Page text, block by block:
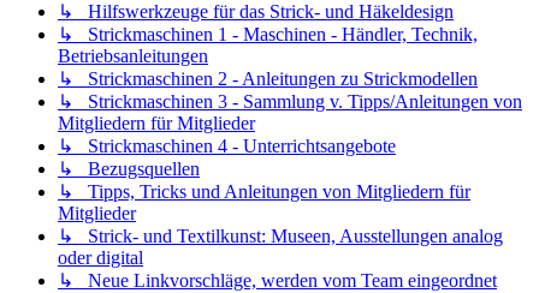
↳ Hilfswerkzeuge für das Strick- und Häkeldesign
↳ Strickmaschinen 1 - Maschinen - Händler, Technik,
Betriebsanleitungen
↳ Strickmaschinen 2 - Anleitungen zu Strickmodellen
↳ Strickmaschinen 3 - Sammlung v. Tipps/Anleitungen von
Mitgliedern für Mitglieder
↳ Strickmaschinen 4 - Unterrichtsangebote
↳ Bezugsquellen
↳ Tipps, Tricks und Anleitungen von Mitgliedern für
Mitglieder
↳ Strick- und Textilkunst: Museen, Ausstellungen analog
oder digital
↳ Neue Linkvorschläge, werden vom Team eingeordnet